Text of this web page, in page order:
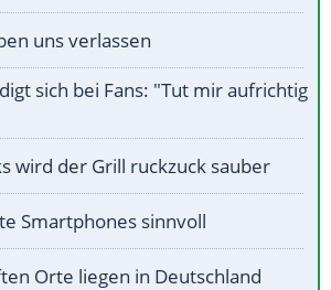
uns verlassen
sich bei Fans: "Tut mir aufrichtig
wird der Grill ruckzuck sauber
Smartphones sinnvoll
Orte liegen in Deutschland